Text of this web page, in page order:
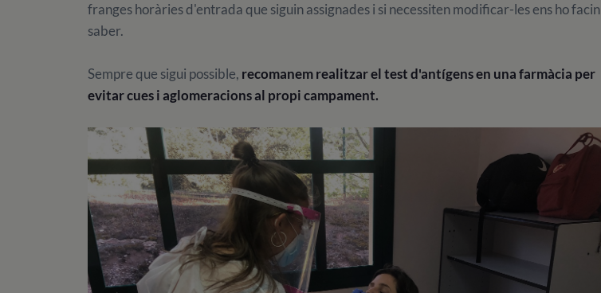
franges horàries d'entrada que siguin assignades i si necessiten modificar-les ens ho facin
saber.
Sempre que sigui possible, recomanem realitzar el test d'antígens en una farmàcia per
evitar cues i aglomeracions al propi campament.